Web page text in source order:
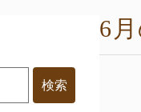
6